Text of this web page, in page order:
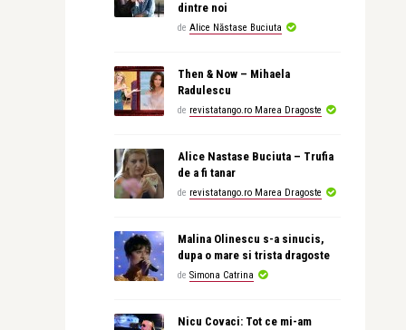
dintre noi
de Alice Năstase Buciuta
Then & Now – Mihaela
Radulescu
de revistatango.ro Marea Dragoste
Alice Nastase Buciuta – Trufia
de a fi tanar
de revistatango.ro Marea Dragoste
Malina Olinescu s-a sinucis,
dupa o mare si trista dragoste
de Simona Catrina
Nicu Covaci: Tot ce mi-am